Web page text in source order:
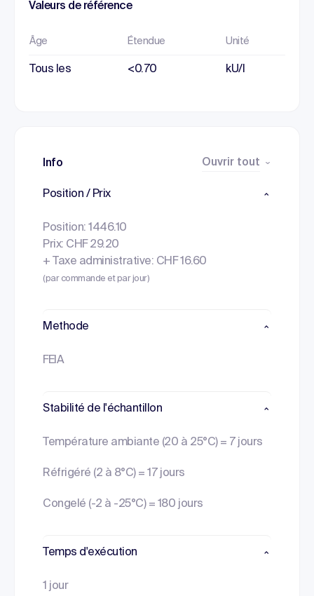
Valeurs de référence
Âge Étendue Unité
Tous les <0.70 kU/l
Info Ouvrir tout
Position / Prix
Position: 1446.10
Prix: CHF 29.20
+ Taxe administrative: CHF 16.60
(par commande et par jour)
Methode
FEIA
Stabilité de l'échantillon
Température ambiante (20 à 25°C) = 7 jours
Réfrigéré (2 à 8°C) = 17 jours
Congelé (-2 à -25°C) = 180 jours
Temps d'exécution
1 jour